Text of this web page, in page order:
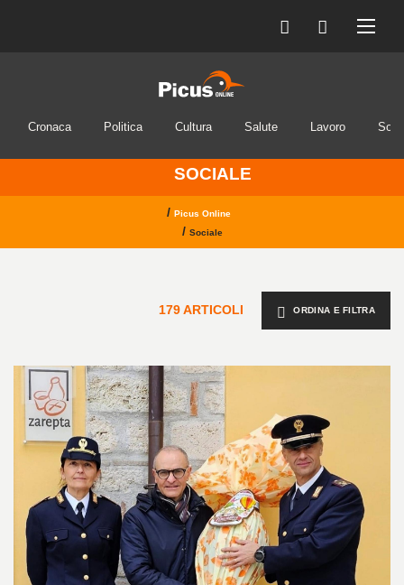
Cronaca Politica Cultura Salute Lavoro
SOCIALE
/ Picus Online
/ Sociale
179 ARTICOLI ORDINA E FILTRA